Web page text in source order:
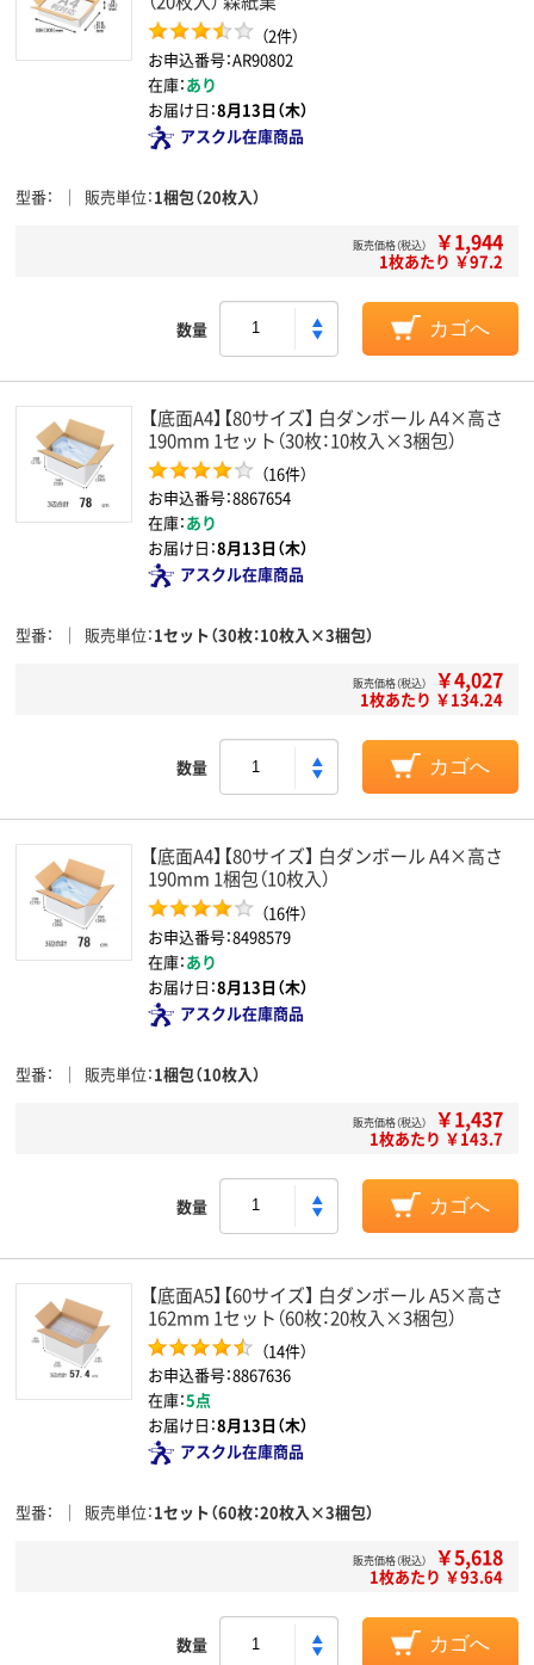
（2件）
お申込番号：AR90802
在庫：あり
お届け日：8月13日（木）
アスクル在庫商品
型番 販売単位 1梱包（20枚入）
販売価格（税込） ￥1,944
1枚あたり ￥97.2
数量 カゴへ
【底面A4】【80サイズ】 白ダンボール A4×高さ
190mm 1セット（30枚：10枚入×3梱包）
（16件）
お申込番号：8867654
在庫：あり
お届け日：8月13日（木）
アスクル在庫商品
型番 販売単位 1セット（30枚：10枚入×3梱包）
販売価格（税込） ￥4,027
1枚あたり ￥134.24
数量 カゴへ
【底面A4】【80サイズ】 白ダンボール A4×高さ
190mm 1梱包（10枚入）
（16件）
お申込番号：8498579
在庫：あり
お届け日：8月13日（木）
アスクル在庫商品
型番 販売単位 1梱包（10枚入）
販売価格（税込） ￥1,437
1枚あたり ￥143.7
数量 カゴへ
【底面A5】【60サイズ】 白ダンボール A5×高さ
162mm 1セット（60枚：20枚入×3梱包）
（14件）
お申込番号：8867636
在庫：5点
お届け日：8月13日（木）
アスクル在庫商品
型番 販売単位 1セット（60枚：20枚入×3梱包）
販売価格（税込） ￥5,618
1枚あたり ￥93.64
数量 カゴへ